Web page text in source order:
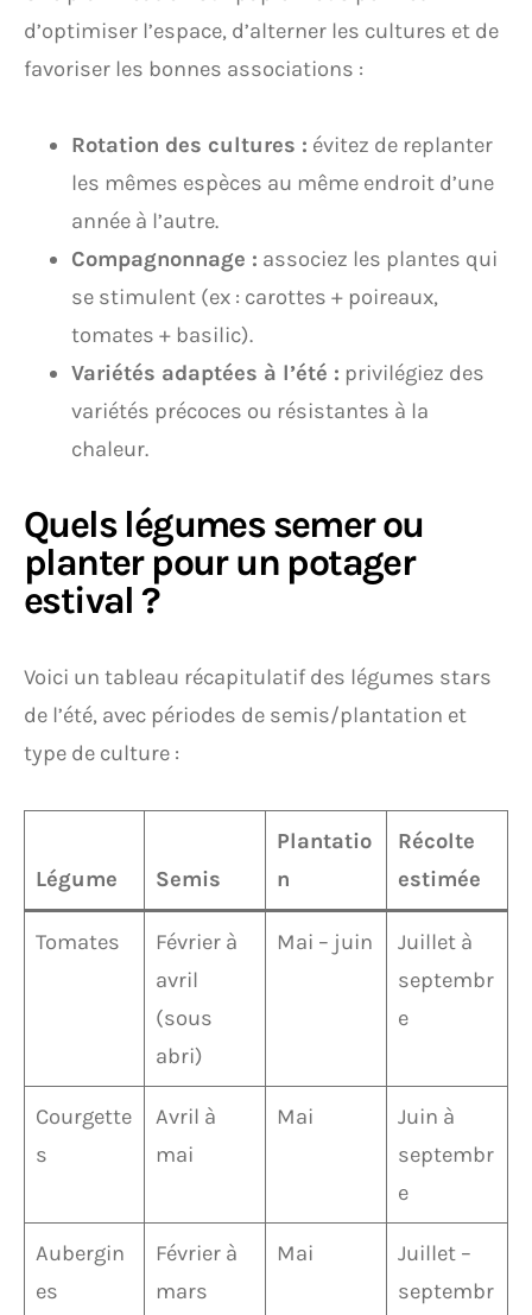
d’optimiser l’espace, d’alterner les cultures et de
favoriser les bonnes associations :
Rotation des cultures : évitez de replanter
les mêmes espèces au même endroit d’une
année à l’autre.
Compagnonnage : associez les plantes qui
se stimulent (ex : carottes + poireaux,
tomates + basilic).
Variétés adaptées à l’été : privilégiez des
variétés précoces ou résistantes à la
chaleur.
Quels légumes semer ou
planter pour un potager
estival ?
Voici un tableau récapitulatif des légumes stars
de l’été, avec périodes de semis/plantation et
type de culture :
Légume Semis
Plantatio
n
Récolte
estimée
Tomates
Février à
avril
(sous
abri)
Mai – juin
Juillet à
septembr
e
Courgette
s
Avril à
mai
Mai
Juin à
septembr
e
Aubergin
es
Février à
mars
Mai
Juillet –
septembr